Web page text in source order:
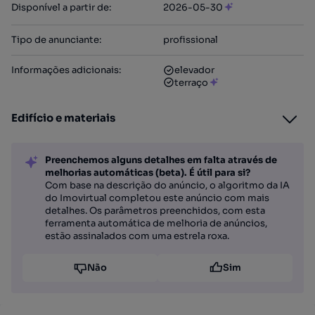
Disponível a partir de: 2026-05-30
Tipo de anunciante: profissional
Informações adicionais:
elevador
terraço
Edifício e materiais
Preenchemos alguns detalhes em falta através de
melhorias automáticas (beta). É útil para si?
Com base na descrição do anúncio, o algoritmo da IA
do Imovirtual completou este anúncio com mais
detalhes. Os parâmetros preenchidos, com esta
ferramenta automática de melhoria de anúncios,
estão assinalados com uma estrela roxa.
Não Sim